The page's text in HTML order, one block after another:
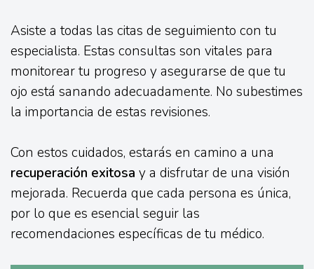
Asiste a todas las citas de seguimiento con tu
especialista. Estas consultas son vitales para
monitorear tu progreso y asegurarse de que tu
ojo está sanando adecuadamente. No subestimes
la importancia de estas revisiones.
Con estos cuidados, estarás en camino a una
recuperación exitosa y a disfrutar de una visión
mejorada. Recuerda que cada persona es única,
por lo que es esencial seguir las
recomendaciones específicas de tu médico.